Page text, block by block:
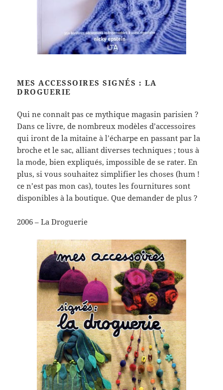
MES ACCESSOIRES SIGNÉS : LA
DROGUERIE
Qui ne connaît pas ce mythique magasin parisien ?
Dans ce livre, de nombreux modèles d’accessoires
qui iront de la mitaine à l’écharpe en passant par la
broche et le sac, alliant diverses techniques ; tous à
la mode, bien expliqués, impossible de se rater. En
plus, si vous souhaitez simplifier les choses (hum !
ce n’est pas mon cas), toutes les fournitures sont
disponibles à la boutique. Que demander de plus ?
2006 – La Droguerie